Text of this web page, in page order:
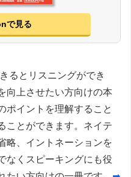
で見る
るとリスニングができ
向上させたい方向けの本
ポイントを理解すること
ことができます。ネイテ
略、イントネーションを
なくスピーキングにも役